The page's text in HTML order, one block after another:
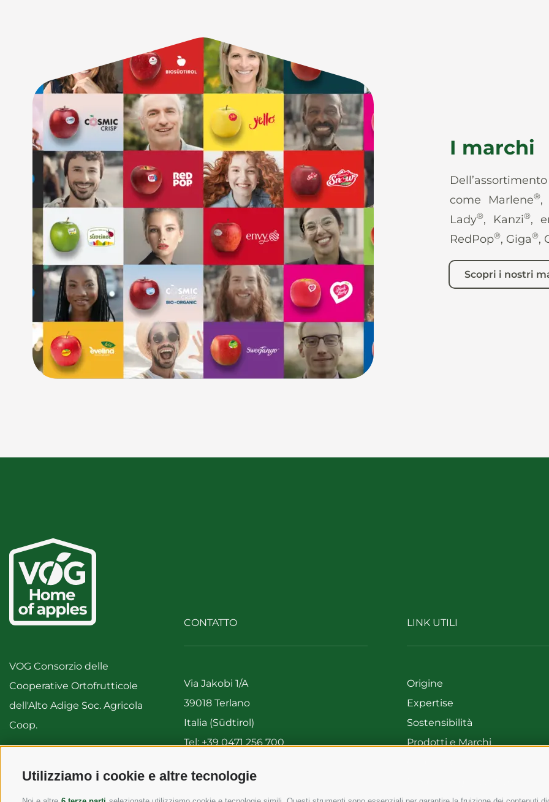
Utilizziamo i cookie e altre tecnologie
I marchi
come Marlene®,
Lady®, Kanzi®,
RedPop®, Giga®,
Scopri i nostri
VOG Consorzio delle
Cooperative Ortofrutticole
dell'Alto Adige Soc. Agricola
Coop.
CONTATTO
Via Jakobi 1/A
39018 Terlano
Italia (Südtirol)
Tel:+39 0471 256 700
info@vog.it
LINK UTILI
Origine
Expertise
Sostensibilità
Prodotti e Marchi